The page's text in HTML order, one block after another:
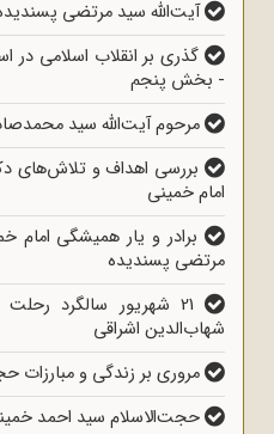
آیت‌الله سید مرتضی پسندیده
گذری بر انقلاب اسلامی در
- بخش پنجم
مرحوم آیت‌الله سید
بررسی اهداف و تلاش‌های
امام خمینی
برادر و یار همیشگی امام
مرتضی پسندیده
21 شهریور سالگرد
شهاب‌الدین اشراقی
مروری بر زندگی و مبارزات
حجت‌الاسلام سید احمد خمینی